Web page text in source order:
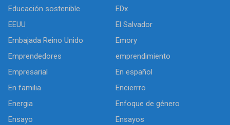
Educación sostenible
EDx
EEUU
El Salvador
Embajada Reino Unido
Emory
Emprendedores
emprendimiento
Empresarial
En español
En familia
Encierrro
Energia
Enfoque de género
Ensayo
Ensayos